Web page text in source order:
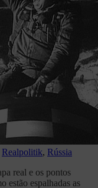
Realpolitik, Rússia
real e os pontos
estão espalhadas as